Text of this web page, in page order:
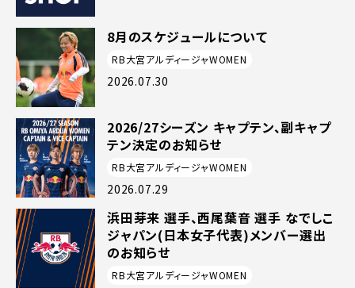
8月のスケジュールについて
RB大宮アルディージャWOMEN
2026.07.30
2026/27シーズン キャプテン、副キャプ
テン決定のお知らせ
RB大宮アルディージャWOMEN
2026.07.29
浜田芽来 選手、西尾葉音 選手 なでしこ
ジャパン(日本女子代表)メンバー選出
のお知らせ
RB大宮アルディージャWOMEN